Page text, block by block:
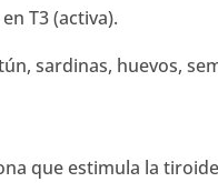
T3 (activa).
sardinas, huevos,
que estimula la